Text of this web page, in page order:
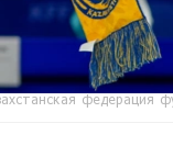
федерация